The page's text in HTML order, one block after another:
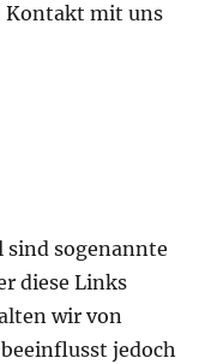
Kontakt mit uns
sind sogenannte
diese Links
wir von
jedoch